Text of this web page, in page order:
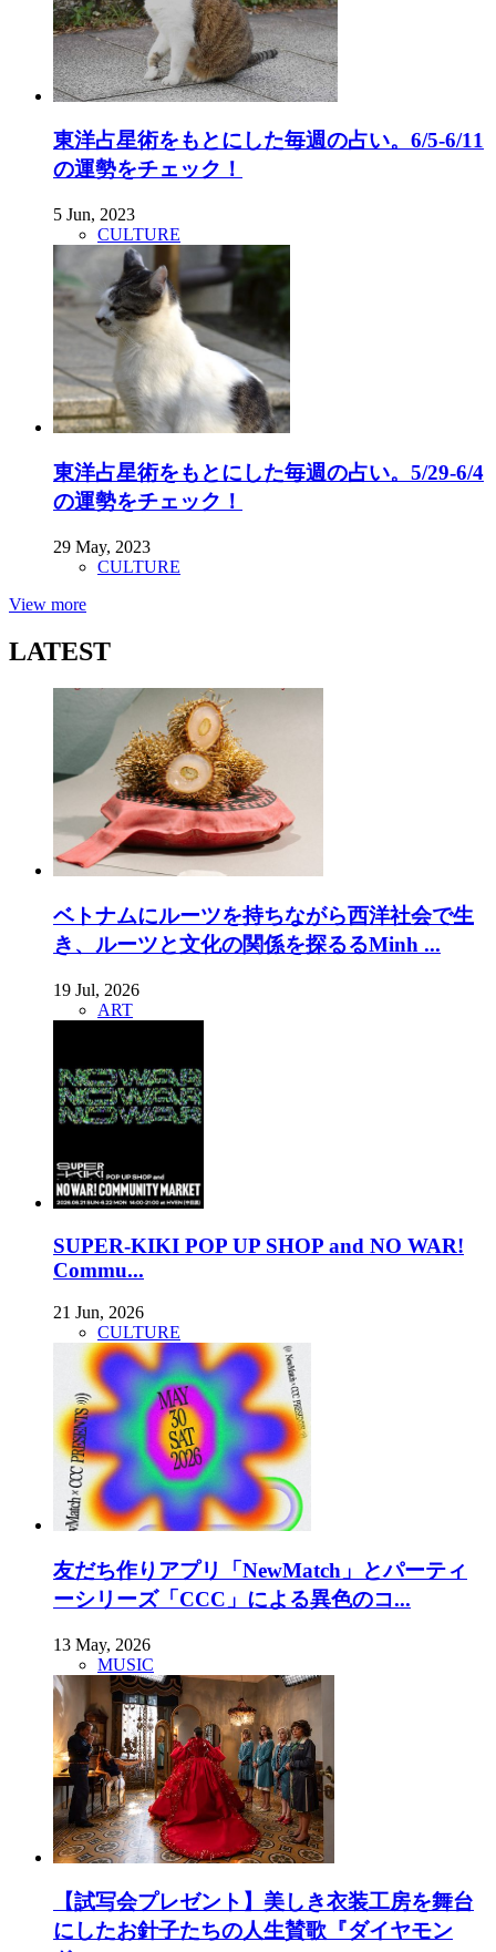
東洋占星術をもとにした毎週の占い。6/5-6/11
の運勢をチェック！
5 Jun, 2023
CULTURE
東洋占星術をもとにした毎週の占い。5/29-6/4
の運勢をチェック！
29 May, 2023
CULTURE
View more
LATEST
ベトナムにルーツを持ちながら西洋社会で生
き、ルーツと文化の関係を探るるMinh ...
19 Jul, 2026
ART
SUPER-KIKI POP UP SHOP and NO WAR!
Commu...
21 Jun, 2026
CULTURE
友だち作りアプリ「NewMatch」とパーティ
ーシリーズ「CCC」による異色のコ...
13 May, 2026
MUSIC
【試写会プレゼント】美しき衣装工房を舞台
にしたお針子たちの人生賛歌『ダイヤモン